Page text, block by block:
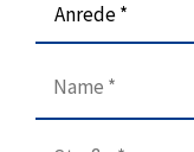
Anrede *